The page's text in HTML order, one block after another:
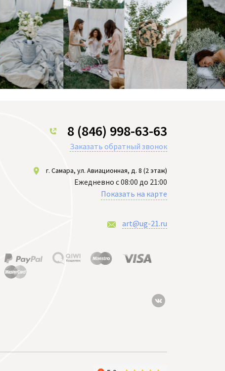
8 (846) 998-63-63
Заказать обратный звонок
г. Самара, ул. Авиационная, д. 8 (2 этаж)
Ежедневно с 08:00 до 21:00
Показать на карте
art@ug-21.ru